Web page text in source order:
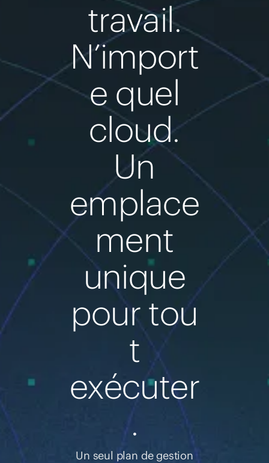
Acheter maintenant
travail.
N’import
e quel
cloud.
Un
emplace
ment
unique
pour tou
t
exécuter
.
Un seul plan de gestion